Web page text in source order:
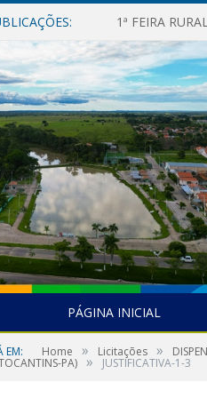
1ª FEIRA
PÁGINA INICIAL
EM: Home » Licitações »
PA) » JUSTIFICATIVA-1-3